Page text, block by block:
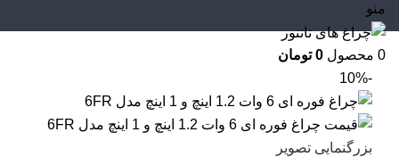
منو
0 محصول 0 تومان
-10%
بزرگنمایی تصویر